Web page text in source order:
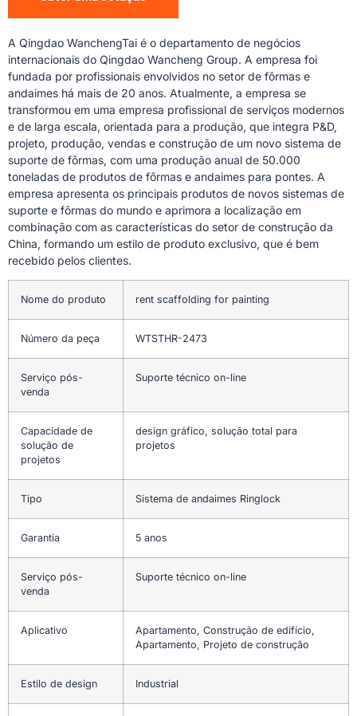
A Qingdao WanchengTai é o departamento de negócios
internacionais do Qingdao Wancheng Group. A empresa foi
fundada por profissionais envolvidos no setor de fôrmas e
andaimes há mais de 20 anos. Atualmente, a empresa se
transformou em uma empresa profissional de serviços modernos
e de larga escala, orientada para a produção, que integra P&D,
projeto, produção, vendas e construção de um novo sistema de
suporte de fôrmas, com uma produção anual de 50.000
toneladas de produtos de fôrmas e andaimes para pontes. A
empresa apresenta os principais produtos de novos sistemas de
suporte e fôrmas do mundo e aprimora a localização em
combinação com as características do setor de construção da
China, formando um estilo de produto exclusivo, que é bem
recebido pelos clientes.
Nome do produto rent scaffolding for painting
Número da peça WTSTHR-2473
Serviço pós-
venda
Suporte técnico on-line
Capacidade de
solução de
projetos
design gráfico, solução total para
projetos
Tipo Sistema de andaimes Ringlock
Garantia 5 anos
Serviço pós-
venda
Suporte técnico on-line
Aplicativo
Apartamento, Construção de edifício,
Apartamento, Projeto de construção
Estilo de design Industrial